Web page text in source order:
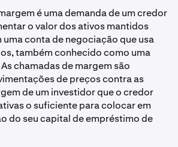
é uma demanda de um credor
o valor dos ativos mantidos
conta de negociação que usa
também conhecido como uma
chamadas de margem são
de preços contra as
de um investidor que o credor
o suficiente para colocar em
do seu capital de empréstimo de